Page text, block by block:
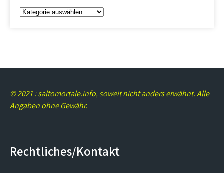
Kategorien
© 2021 : saltomortale.info, soweit nicht anders erwähnt. Alle
Angaben ohne Gewähr.
Rechtliches/Kontakt